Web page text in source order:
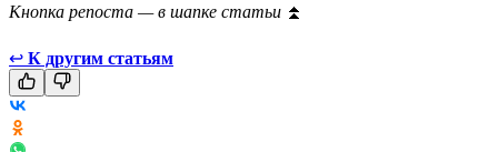
Кнопка репоста — в шапке статьи ⏫
↩ К другим статьям